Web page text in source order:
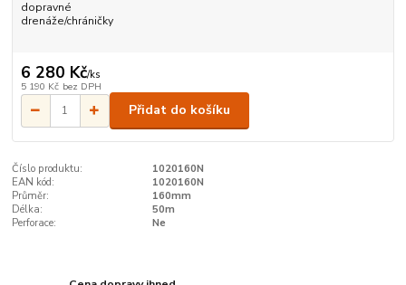
dopravné
drenáže/chráničky
6 280 Kč/ks
5 190 Kč bez DPH
Přidat do košíku
Číslo produktu:
1020160N
EAN kód:
1020160N
Průměr:
160mm
Délka:
50m
Perforace:
Ne